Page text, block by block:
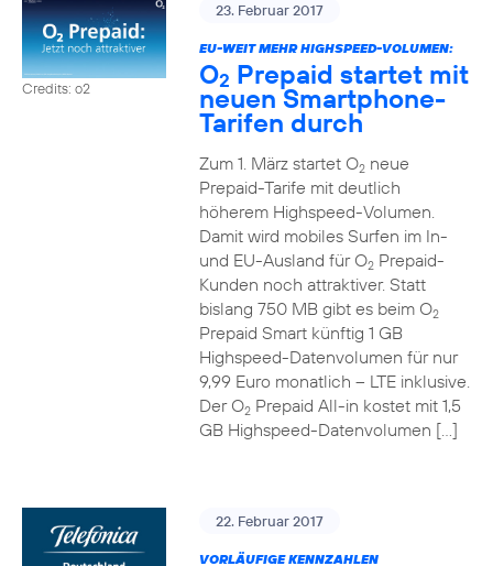
Credits: o2
23. Februar 2017
EU-WEIT MEHR HIGHSPEED-VOLUMEN:
O2 Prepaid startet mit
neuen Smartphone-
Tarifen durch
Zum 1. März startet O2neue
Prepaid-Tarife mit deutlich
höherem Highspeed-Volumen.
Damit wird mobiles Surfen im In-
und EU-Ausland für O2Prepaid-
Kunden noch attraktiver. Statt
bislang 750 MB gibt es beim O2
Prepaid Smart künftig 1 GB
Highspeed-Datenvolumen für nur
9,99 Euro monatlich – LTE inklusive.
Der O2Prepaid All-in kostet mit 1,5
GB Highspeed-Datenvolumen […]
22. Februar 2017
VORLÄUFIGE KENNZAHLEN